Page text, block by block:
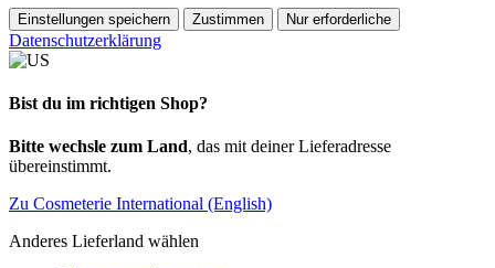
Einstellungen speichern Zustimmen Nur erforderliche
Datenschutzerklärung
Bist du im richtigen Shop?
Bitte wechsle zum Land, das mit deiner Lieferadresse
übereinstimmt.
Zu Cosmeterie International (English)
Anderes Lieferland wählen